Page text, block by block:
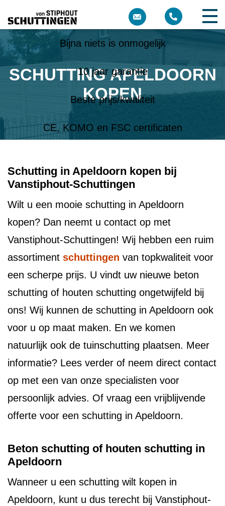
SCHUTTING APELDOORN
KOPEN
Meer dan 10 jaar ervaring
Bijna niets is onmogelijk
10 jaar garantie
Beste prijs/kwaliteit
CE, KOMO en FSC certificaten
Schutting in Apeldoorn kopen bij
Vanstiphout-Schuttingen
Wilt u een mooie schutting in Apeldoorn
kopen? Dan neemt u contact op met
Vanstiphout-Schuttingen! Wij hebben een ruim
assortiment schuttingen van topkwaliteit voor
een scherpe prijs. U vindt uw nieuwe beton
schutting of houten schutting ongetwijfeld bij
ons! Wij kunnen de schutting in Apeldoorn ook
voor u op maat maken. En we komen
natuurlijk ook de tuinschutting plaatsen. Meer
informatie? Lees verder of neem direct contact
op met een van onze specialisten voor
persoonlijk advies. Of vraag een vrijblijvende
offerte voor een schutting in Apeldoorn.
Beton schutting of houten schutting in
Apeldoorn
Wanneer u een schutting wilt kopen in
Apeldoorn, kunt u dus terecht bij Vanstiphout-